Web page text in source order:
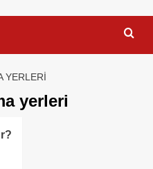
YERLERI
yerleri